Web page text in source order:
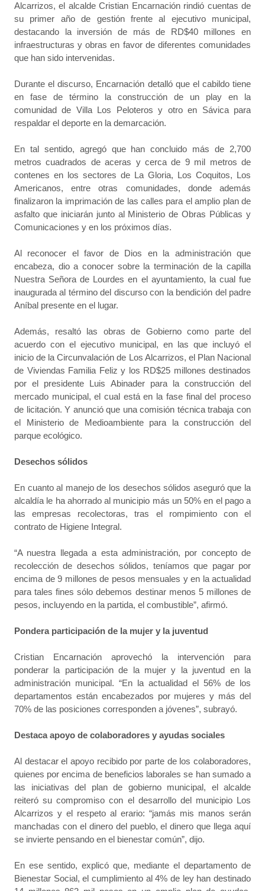
Alcarrizos, el alcalde Cristian Encarnación rindió cuentas de
su primer año de gestión frente al ejecutivo municipal,
destacando la inversión de más de RD$40 millones en
infraestructuras y obras en favor de diferentes comunidades
que han sido intervenidas.
Durante el discurso, Encarnación detalló que el cabildo tiene
en fase de término la construcción de un play en la
comunidad de Villa Los Peloteros y otro en Sávica para
respaldar el deporte en la demarcación.
En tal sentido, agregó que han concluido más de 2,700
metros cuadrados de aceras y cerca de 9 mil metros de
contenes en los sectores de La Gloria, Los Coquitos, Los
Americanos, entre otras comunidades, donde además
finalizaron la imprimación de las calles para el amplio plan de
asfalto que iniciarán junto al Ministerio de Obras Públicas y
Comunicaciones y en los próximos días.
Al reconocer el favor de Dios en la administración que
encabeza, dio a conocer sobre la terminación de la capilla
Nuestra Señora de Lourdes en el ayuntamiento, la cual fue
inaugurada al término del discurso con la bendición del padre
Aníbal presente en el lugar.
Además, resaltó las obras de Gobierno como parte del
acuerdo con el ejecutivo municipal, en las que incluyó el
inicio de la Circunvalación de Los Alcarrizos, el Plan Nacional
de Viviendas Familia Feliz y los RD$25 millones destinados
por el presidente Luis Abinader para la construcción del
mercado municipal, el cual está en la fase final del proceso
de licitación. Y anunció que una comisión técnica trabaja con
el Ministerio de Medioambiente para la construcción del
parque ecológico.
Desechos sólidos
En cuanto al manejo de los desechos sólidos aseguró que la
alcaldía le ha ahorrado al municipio más un 50% en el pago a
las empresas recolectoras, tras el rompimiento con el
contrato de Higiene Integral.
“A nuestra llegada a esta administración, por concepto de
recolección de desechos sólidos, teníamos que pagar por
encima de 9 millones de pesos mensuales y en la actualidad
para tales fines sólo debemos destinar menos 5 millones de
pesos, incluyendo en la partida, el combustible”, afirmó.
Pondera participación de la mujer y la juventud
Cristian Encarnación aprovechó la intervención para
ponderar la participación de la mujer y la juventud en la
administración municipal. “En la actualidad el 56% de los
departamentos están encabezados por mujeres y más del
70% de las posiciones corresponden a jóvenes”, subrayó.
Destaca apoyo de colaboradores y ayudas sociales
Al destacar el apoyo recibido por parte de los colaboradores,
quienes por encima de beneficios laborales se han sumado a
las iniciativas del plan de gobierno municipal, el alcalde
reiteró su compromiso con el desarrollo del municipio Los
Alcarrizos y el respeto al erario: “jamás mis manos serán
manchadas con el dinero del pueblo, el dinero que llega aquí
se invierte pensando en el bienestar común”, dijo.
En ese sentido, explicó que, mediante el departamento de
Bienestar Social, el cumplimiento al 4% de ley han destinado